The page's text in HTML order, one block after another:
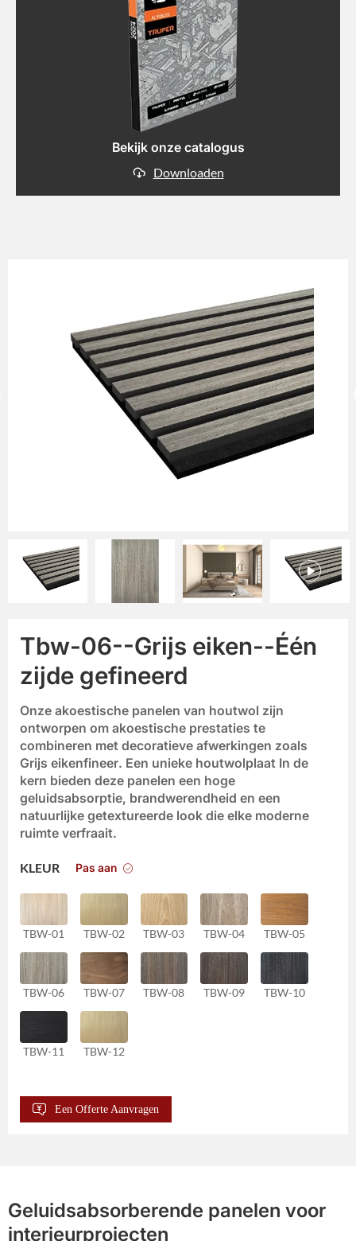
Bekijk onze catalogus
Downloaden
Tbw-06--Grijs eiken--Één
zijde gefineerd
Onzeakoestische panelen van houtwol zijn
ontworpen om akoestische prestaties te
combineren met decoratieve afwerkingen zoals
Grijs eikenfineer. Een unieke houtwolplaat In de
kern bieden deze panelen een hoge
geluidsabsorptie, brandwerendheid en een
natuurlijke getextureerde look die elke moderne
ruimte verfraait.
KLEUR Pas aan
TBW-01 TBW-02 TBW-03 TBW-04 TBW-05
TBW-06 TBW-07 TBW-08 TBW-09 TBW-10
TBW-11 TBW-12
Een Offerte Aanvragen
Geluidsabsorberende panelen voor
interieurprojecten